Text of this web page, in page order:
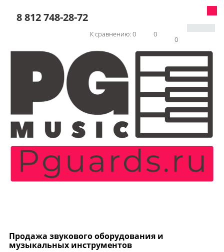
8 812 748-28-72
0
0
К сравнению: 0
Продажа звукового оборудования и
музыкальных инструментов